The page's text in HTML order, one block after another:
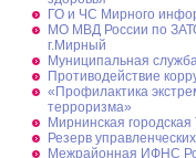
ГО и ЧС Мирного
МО МВД России по
г.Мирный
Муниципальная
Противодействие
«Профилактика
терроризма»
Мирнинская
Резерв
Межрайонная ИФНС